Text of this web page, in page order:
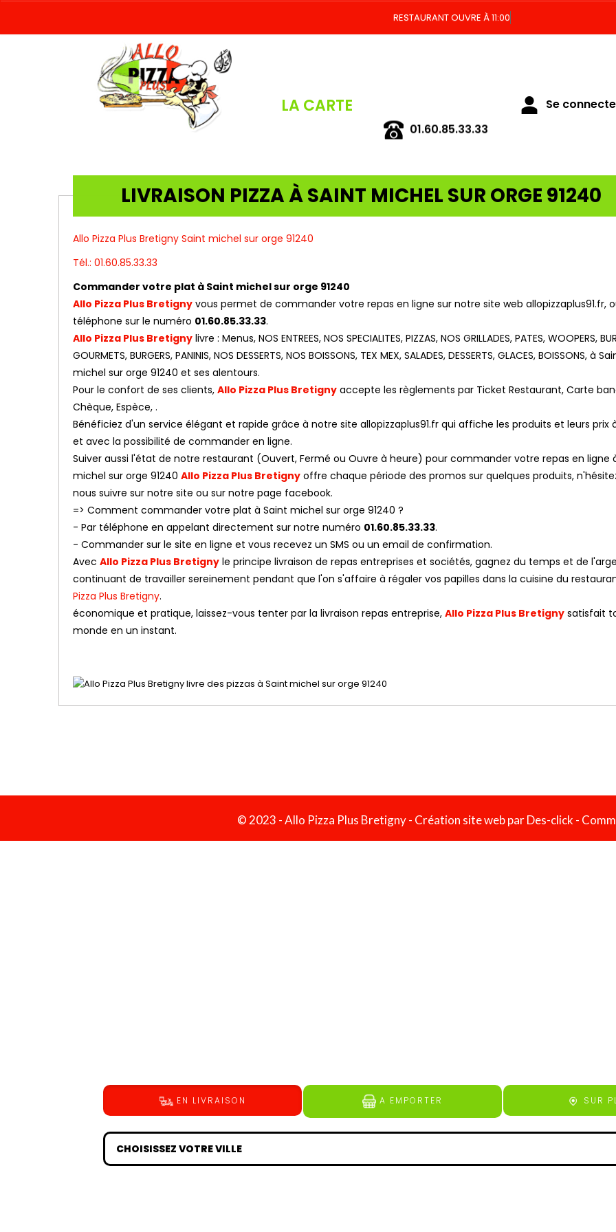
RESTAURANT OUVRE À 11:00
LA CARTE
01.60.85.33.33
Se
LIVRAISON PIZZA À SAINT MICHEL SUR ORGE 91240
Allo Pizza Plus Bretigny Saint michel sur orge 91240
Tél.: 01.60.85.33.33
Commander votre plat à Saint michel sur orge 91240
Allo Pizza Plus Bretigny vous permet de commander votre repas en ligne sur notre site web allopizzaplus91.fr,
téléphone sur le numéro 01.60.85.33.33.
Allo Pizza Plus Bretigny livre : Menus, NOS ENTREES, NOS SPECIALITES, PIZZAS, NOS GRILLADES, PATES, WOOPERS,
GOURMETS, BURGERS, PANINIS, NOS DESSERTS, NOS BOISSONS, TEX MEX, SALADES, DESSERTS, GLACES, BOISSONS, à
michel sur orge 91240 et ses alentours.
Pour le confort de ses clients, Allo Pizza Plus Bretigny accepte les règlements par Ticket Restaurant, Carte
Chèque, Espèce, .
Bénéficiez d'un service élégant et rapide grâce à notre site allopizzaplus91.fr qui affiche les produits et leurs prix
et avec la possibilité de commander en ligne.
Suiver aussi l'état de notre restaurant (Ouvert, Fermé ou Ouvre à heure) pour commander votre repas en ligne
michel sur orge 91240 Allo Pizza Plus Bretigny offre chaque période des promos sur quelques produits,
nous suivre sur notre site ou sur notre page facebook.
=> Comment commander votre plat à Saint michel sur orge 91240 ?
- Par téléphone en appelant directement sur notre numéro 01.60.85.33.33.
- Commander sur le site en ligne et vous recevez un SMS ou un email de confirmation.
Avec Allo Pizza Plus Bretigny le principe livraison de repas entreprises et sociétés, gagnez du temps et de
continuant de travailler sereinement pendant que l'on s'affaire à régaler vos papilles dans la cuisine du
Pizza Plus Bretigny.
économique et pratique, laissez-vous tenter par la livraison repas entreprise, Allo Pizza Plus Bretigny satisfait
monde en un instant.
© 2023 -Allo Pizza Plus Bretigny- Création site web parDes-click -